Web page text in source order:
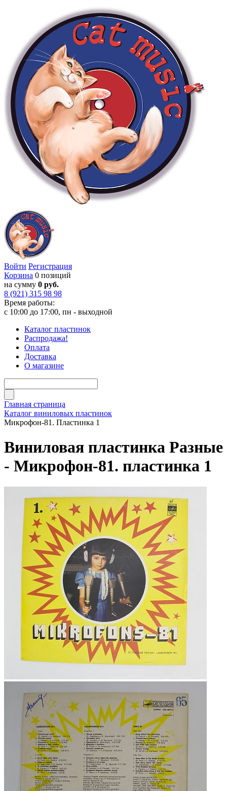
Войти Регистрация
Корзина 0 позиций
на сумму 0 руб.
8 (921) 315 98 98
Время работы:
с 10:00 до 17:00, пн - выходной
Каталог пластинок
Распродажа!
Оплата
Доставка
О магазине
Главная страница
Каталог виниловых пластинок
Микрофон-81. Пластинка 1
Виниловая пластинка Разные
- Микрофон-81. пластинка 1